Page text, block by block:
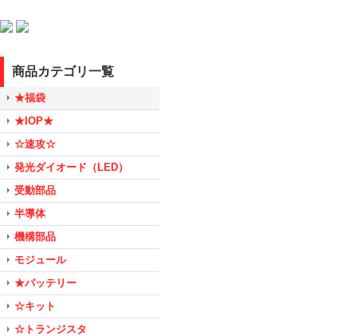
商品カテゴリ一覧
★福袋
★IOP★
☆速攻☆
発光ダイオード（LED）
受動部品
半導体
機構部品
モジュール
★バッテリー
☆キット
☆トランジスタ